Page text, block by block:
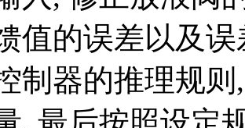
值的误差以及
制器的推理规